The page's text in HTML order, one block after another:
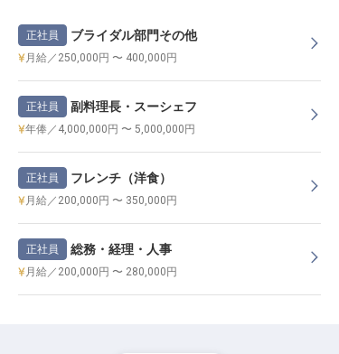
正社員 ブライダル部門その他
月給／250,000円 〜 400,000円
正社員 副料理長・スーシェフ
年俸／4,000,000円 〜 5,000,000円
正社員 フレンチ（洋食）
月給／200,000円 〜 350,000円
正社員 総務・経理・人事
月給／200,000円 〜 280,000円